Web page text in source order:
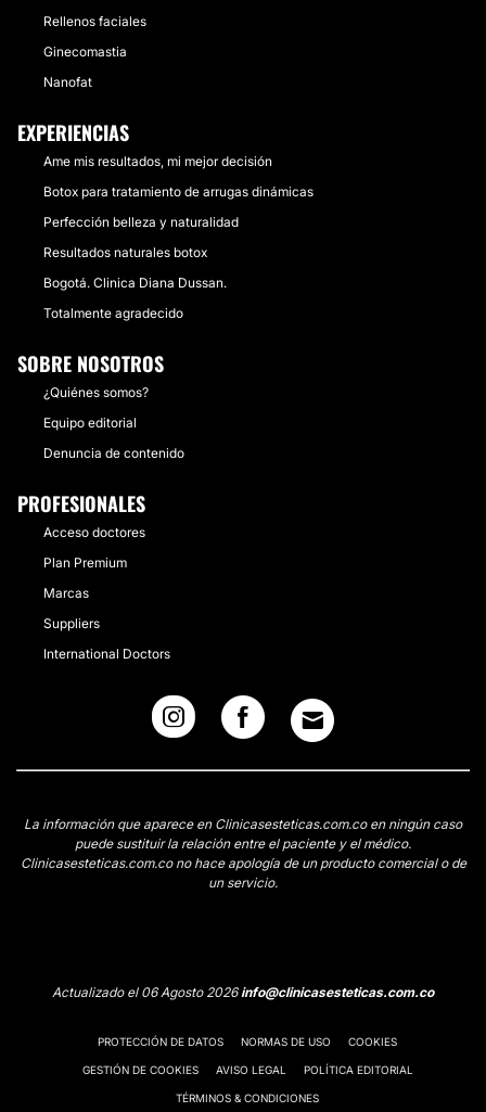
Rellenos faciales
Ginecomastia
Nanofat
EXPERIENCIAS
Ame mis resultados, mi mejor decisión
Botox para tratamiento de arrugas dinámicas
Perfección belleza y naturalidad
Resultados naturales botox
Bogotá. Clinica Diana Dussan.
Totalmente agradecido
SOBRE NOSOTROS
¿Quiénes somos?
Equipo editorial
Denuncia de contenido
PROFESIONALES
Acceso doctores
Plan Premium
Marcas
Suppliers
International Doctors
La información que aparece en Clinicasesteticas.com.co en ningún caso
puede sustituir la relación entre el paciente y el médico.
Clinicasesteticas.com.co no hace apología de un producto comercial o de
un servicio.
Actualizado el 06 Agosto 2026info@clinicasesteticas.com.co
PROTECCIÓN DE DATOS NORMAS DE USO COOKIES
GESTIÓN DE COOKIES AVISO LEGAL POLÍTICA EDITORIAL
TÉRMINOS & CONDICIONES